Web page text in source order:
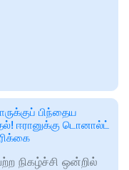
பிந்தைய
ஈரானுக்கு டொனால்ட்
நிகழ்ச்சி ஒன்றில்